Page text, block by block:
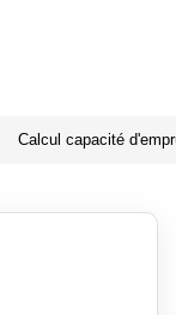
Calcul capacité